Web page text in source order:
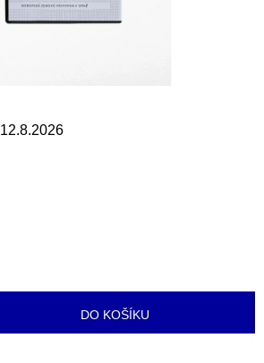
12.8.2026
DO KOŠÍKU